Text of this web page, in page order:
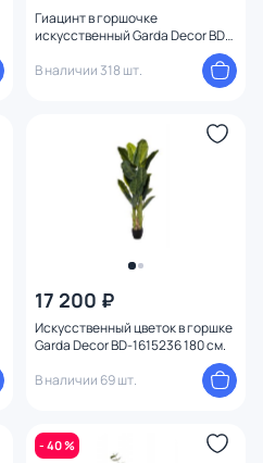
Гиацинт в горшочке
искусственный Garda Decor BD-
В наличии 318 шт.
17 200 ₽
Искусственный цветок в горшке
Garda Decor BD-1615236 180 см.
В наличии 69 шт.
- 40 %